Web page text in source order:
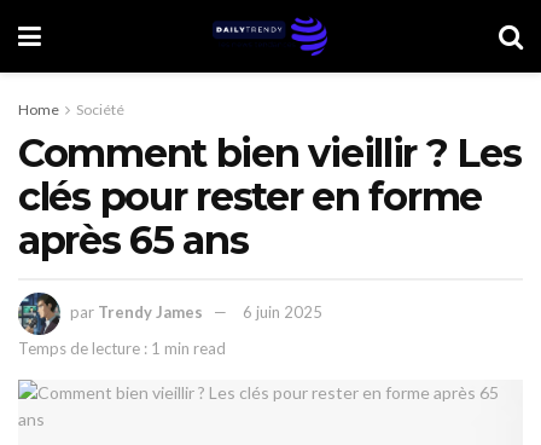
Home Société
Comment bien vieillir ? Les
clés pour rester en forme
après 65 ans
par Trendy James
6 juin 2025
Temps de lecture : 1 min read